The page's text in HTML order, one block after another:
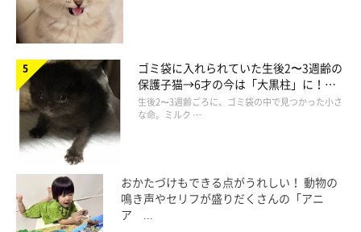
避妊手術後に「術後服」を着せたときも、梅ちゃんは不満気な表情を見せて
いたそう。たまに不機嫌そうなときもあるけれど、いつもはご機嫌でいるこ
とが多いのだとか♪
ゴミ袋に入れられていた生後2〜3週齢の
保護子猫→6才の今は「大黒柱」に！
美しい黒猫に成長した姿にグッとくる
生後2〜3週齢ごろに、ゴミ袋の中で見つかった小さ
な命。ミルク …
おかたづけもできる点がうれしい！ 動物の
鳴き声やセリフが盛りだくさんの「アニ
ア ...